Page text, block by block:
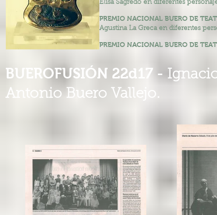
Elisa Sagredo en diferentes
PREMIO NACIONAL BUERO DE
Agustina La Greca en diferentes
PREMIO NACIONAL BUERO DE
BUEROFUSIÓN 22d17 -
Antonio Buero Vallejo.